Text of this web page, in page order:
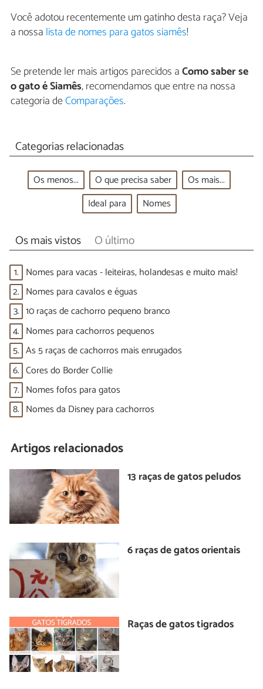
Você adotou recentemente um gatinho desta raça? Veja
a nossa lista de nomes para gatos siamês!
Se pretende ler mais artigos parecidos aComo saber se
o gato é Siamês, recomendamos que entre na nossa
categoria deComparações.
Categorias relacionadas
Os menos... O que precisa saber
Os mais...
Ideal para
Nomes
Os mais vistos O último
1. Nomes para vacas - leiteiras, holandesas e muito mais!
2. Nomes para cavalos e éguas
3. 10 raças de cachorro pequeno branco
4. Nomes para cachorros pequenos
5. As 5 raças de cachorros mais enrugados
6. Cores do Border Collie
7. Nomes fofos para gatos
8. Nomes da Disney para cachorros
Artigos relacionados
13 raças de gatos peludos
6 raças de gatos orientais
Raças de gatos tigrados